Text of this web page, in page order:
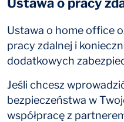
Ustawa o home office
pracy zdalnej i
dodatkowych
Jeśli chcesz
bezpieczeństwa w
współpracę z